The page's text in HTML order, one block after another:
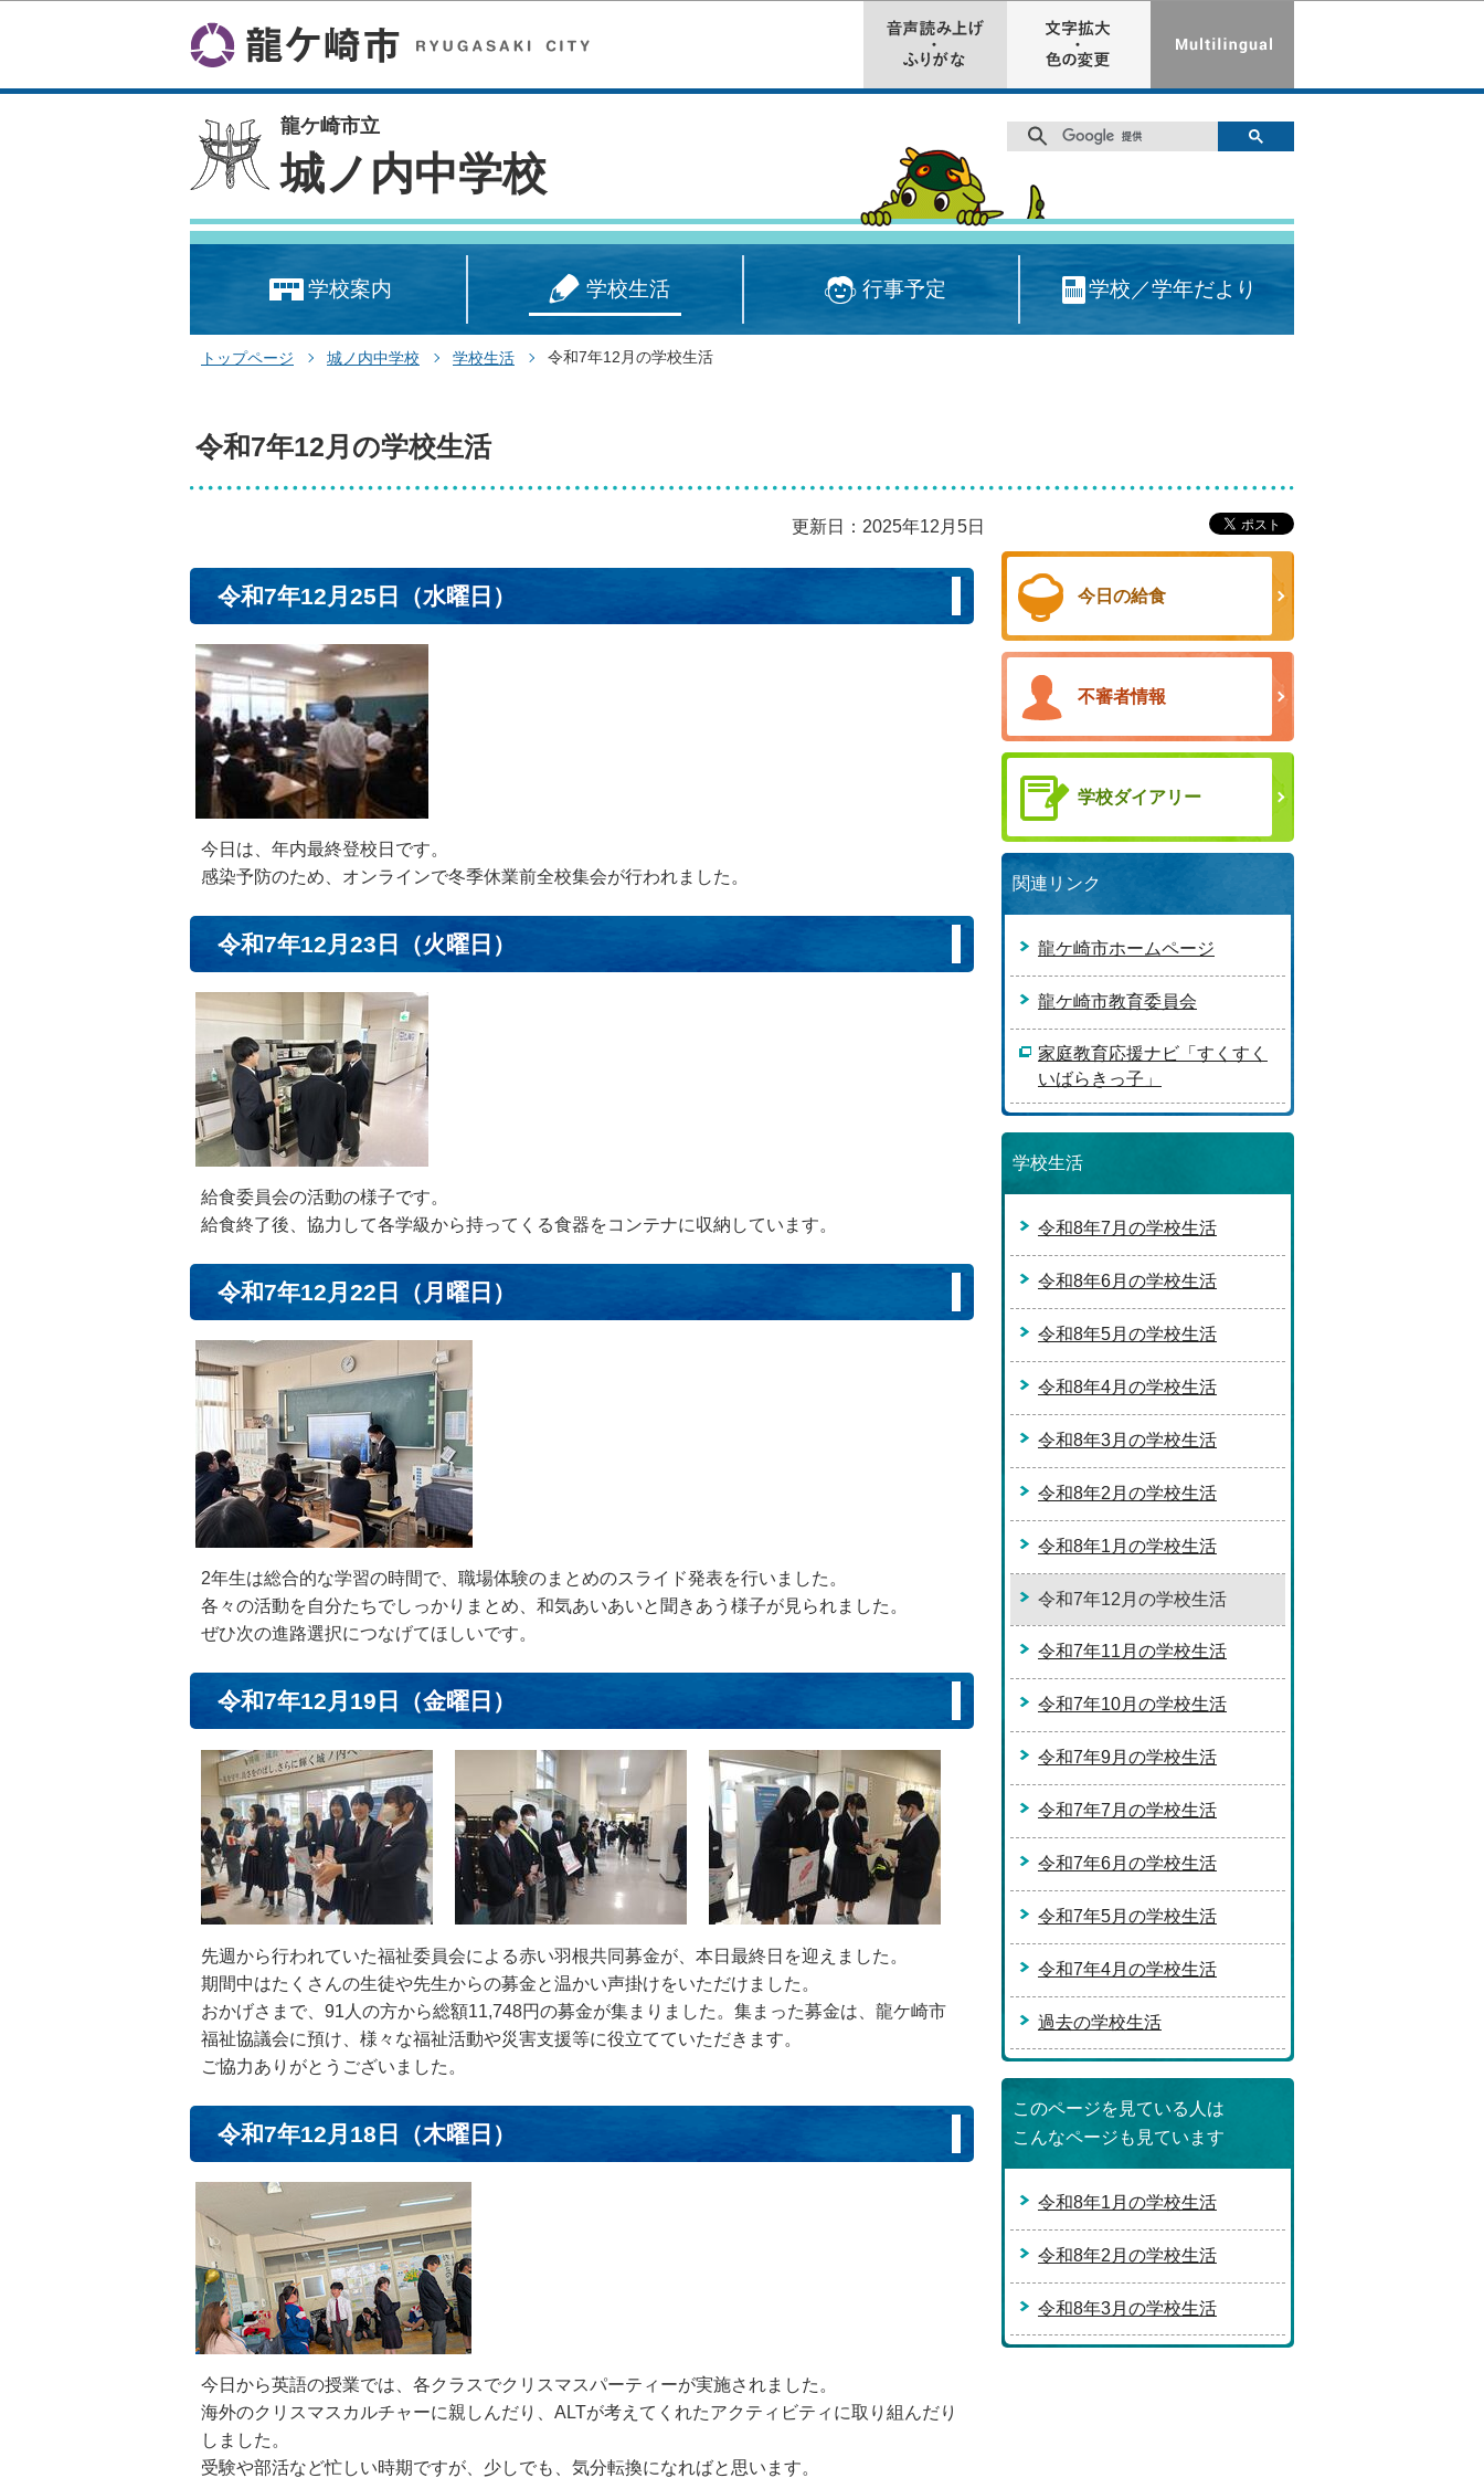
龍ケ崎市立
城ノ内中学校
学校案内 学校生活 行事予定 学校／学年だより
トップページ 城ノ内中学校 学校生活 令和7年12月の学校生活
令和7年12月の学校生活
更新日：2025年12月5日
令和7年12月25日（水曜日）
今日は、年内最終登校日です。
感染予防のため、オンラインで冬季休業前全校集会が行われました。
令和7年12月23日（火曜日）
給食委員会の活動の様子です。
給食終了後、協力して各学級から持ってくる食器をコンテナに収納しています。
令和7年12月22日（月曜日）
2年生は総合的な学習の時間で、職場体験のまとめのスライド発表を行いました。
各々の活動を自分たちでしっかりまとめ、和気あいあいと聞きあう様子が見られました。
ぜひ次の進路選択につなげてほしいです。
令和7年12月19日（金曜日）
先週から行われていた福祉委員会による赤い羽根共同募金が、本日最終日を迎えました。
期間中はたくさんの生徒や先生からの募金と温かい声掛けをいただけました。
おかげさまで、91人の方から総額11,748円の募金が集まりました。集まった募金は、龍ケ崎市
福祉協議会に預け、様々な福祉活動や災害支援等に役立てていただきます。
ご協力ありがとうございました。
令和7年12月18日（木曜日）
今日から英語の授業では、各クラスでクリスマスパーティーが実施されました。
海外のクリスマスカルチャーに親しんだり、ALTが考えてくれたアクティビティに取り組んだり
しました。
受験や部活など忙しい時期ですが、少しでも、気分転換になればと思います。
今日の給食
不審者情報
学校ダイアリー
関連リンク
龍ケ崎市ホームページ
龍ケ崎市教育委員会
家庭教育応援ナビ「すくすく
いばらきっ子」
学校生活
令和8年7月の学校生活
令和8年6月の学校生活
令和8年5月の学校生活
令和8年4月の学校生活
令和8年3月の学校生活
令和8年2月の学校生活
令和8年1月の学校生活
令和7年12月の学校生活
令和7年11月の学校生活
令和7年10月の学校生活
令和7年9月の学校生活
令和7年7月の学校生活
令和7年6月の学校生活
令和7年5月の学校生活
令和7年4月の学校生活
過去の学校生活
このページを見ている人は
こんなページも見ています
令和8年1月の学校生活
令和8年2月の学校生活
令和8年3月の学校生活